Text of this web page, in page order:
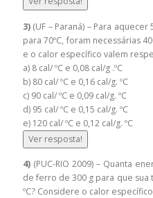
3) (UF – Paraná) – Para
para 70ºC, foram necessárias
e o calor específico valem
a) 8 cal/ ºC e 0,08 cal/g .ºC
b) 80 cal/ ºC e 0,16 cal/g. ºC
c) 90 cal/ ºC e 0,09 cal/g. ºC
d) 95 cal/ ºC e 0,15 cal/g. ºC
e) 120 cal/ ºC e 0,12 cal/g. ºC
Ver resposta!
4) (PUC-RIO 2009) – Quanta
de ferro de 300 g para que
ºC? Considere o calor